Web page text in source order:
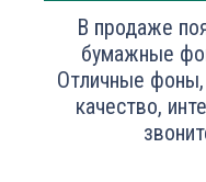
В продаже
бумажные
Отличные фоны,
качество,